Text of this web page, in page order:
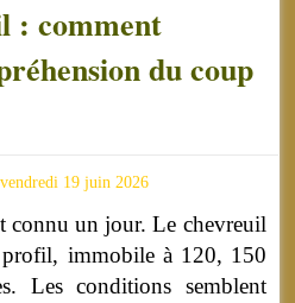
: comment
du coup
vendredi 19 juin 2026
connu un jour. Le chevreuil
profil, immobile à 120, 150
Les conditions semblent